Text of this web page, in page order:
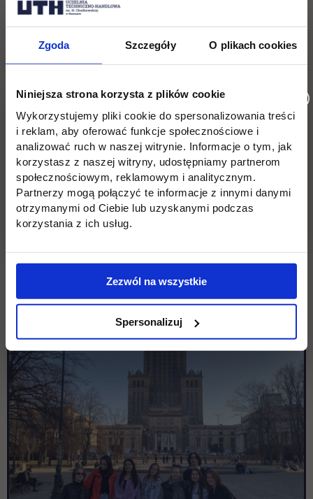
Zgoda Szczegóły O plikach cookies
Niniejsza strona korzysta z plików cookie
Wykorzystujemy pliki cookie do spersonalizowania treści
i reklam, aby oferować funkcje społecznościowe i
analizować ruch w naszej witrynie. Informacje o tym, jak
korzystasz z naszej witryny, udostępniamy partnerom
społecznościowym, reklamowym i analitycznym.
Partnerzy mogą połączyć te informacje z innymi danymi
otrzymanymi od Ciebie lub uzyskanymi podczas
korzystania z ich usług.
Zezwól na wszystkie
Spersonalizuj